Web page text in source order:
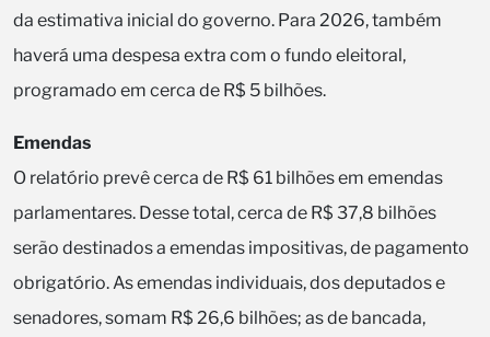
da estimativa inicial do governo. Para 2026, também
haverá uma despesa extra com o fundo eleitoral,
programado em cerca de R$ 5 bilhões.
Emendas
O relatório prevê cerca de R$ 61 bilhões em emendas
parlamentares. Desse total, cerca de R$ 37,8 bilhões
serão destinados a emendas impositivas, de pagamento
obrigatório. As emendas individuais, dos deputados e
senadores, somam R$ 26,6 bilhões; as de bancada,